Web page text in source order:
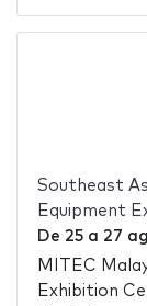
Southeast
Equipment
De 25a 27
MITEC
Exhibition